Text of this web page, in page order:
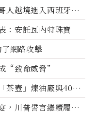
人越境進入西班牙休
：安託瓦內特珠寶
網路攻擊
“致命威脅”
茶壺」煉油廠與40家
，川普誓言繼續履行